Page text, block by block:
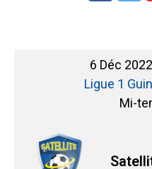
6 Déc 2022
Ligue 1
Mi-